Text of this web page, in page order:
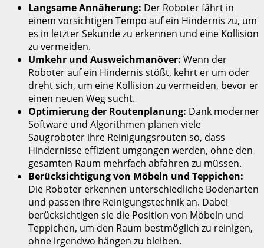
Langsame Annäherung: Der Roboter fährt in
einem vorsichtigen Tempo auf ein Hindernis zu, um
es in letzter Sekunde zu erkennen und eine Kollision
zu vermeiden.
Umkehr und Ausweichmanöver: Wenn der
Roboter auf ein Hindernis stößt, kehrt er um oder
dreht sich, um eine Kollision zu vermeiden, bevor er
einen neuen Weg sucht.
Optimierung der Routenplanung: Dank moderner
Software und Algorithmen planen viele
Saugroboter ihre Reinigungsrouten so, dass
Hindernisse effizient umgangen werden, ohne den
gesamten Raum mehrfach abfahren zu müssen.
Berücksichtigung von Möbeln und Teppichen:
Die Roboter erkennen unterschiedliche Bodenarten
und passen ihre Reinigungstechnik an. Dabei
berücksichtigen sie die Position von Möbeln und
Teppichen, um den Raum bestmöglich zu reinigen,
ohne irgendwo hängen zu bleiben.